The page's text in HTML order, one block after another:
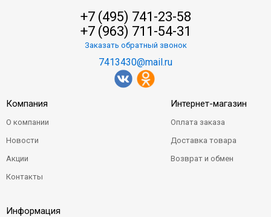
+7 (495) 741-23-58
+7 (963) 711-54-31
Заказать обратный звонок
7413430@mail.ru
Компания
О компании
Новости
Акции
Контакты
Интернет-магазин
Оплата заказа
Доставка товара
Возврат и обмен
Информация